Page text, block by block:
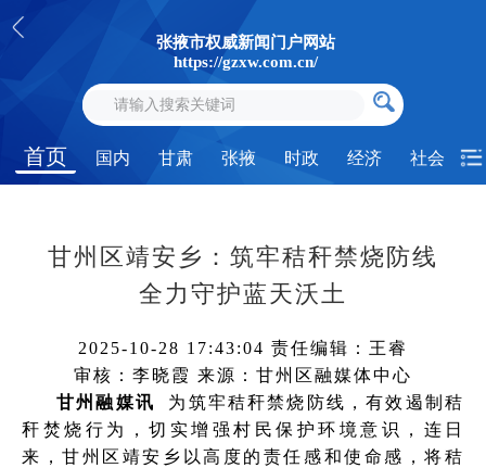
张掖市权威新闻门户网站
https://gzxw.com.cn/
首页 国内 甘肃 张掖 时政 经济 社会
甘州区靖安乡：筑牢秸秆禁烧防线
全力守护蓝天沃土
2025-10-28 17:43:04 责任编辑：王睿
审核：李晓霞 来源：甘州区融媒体中心
甘州融媒讯
为筑牢秸秆禁烧防线，有效遏制秸
秆焚烧行为，切实增强村民保护环境意识，连日
来，甘州区靖安乡以高度的责任感和使命感，将秸